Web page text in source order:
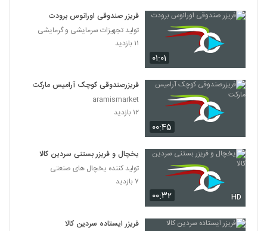
۰۱:۰۱
فریزر صندوقی اورانوس برودت
تولید تجهیزات سرمایشی و گرمایشی
۱۱ بازدید
۰۰:۴۵
فریزرصندوقی کوچک آرامیس مارکت
aramismarket
۱۲ بازدید
۰۰:۳۲ HD
یخچال و فریزر بستنی سردین کالا
تولید کننده یخچال های صنعتی
۷ بازدید
فریزر ایستاده سردین کالا